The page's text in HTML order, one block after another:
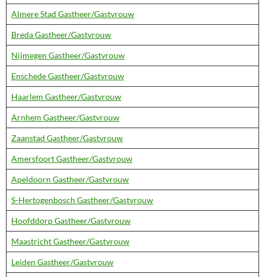
Almere Stad Gastheer/Gastvrouw
Breda Gastheer/Gastvrouw
Nijmegen Gastheer/Gastvrouw
Enschede Gastheer/Gastvrouw
Haarlem Gastheer/Gastvrouw
Arnhem Gastheer/Gastvrouw
Zaanstad Gastheer/Gastvrouw
Amersfoort Gastheer/Gastvrouw
Apeldoorn Gastheer/Gastvrouw
S-Hertogenbosch Gastheer/Gastvrouw
Hoofddorp Gastheer/Gastvrouw
Maastricht Gastheer/Gastvrouw
Leiden Gastheer/Gastvrouw